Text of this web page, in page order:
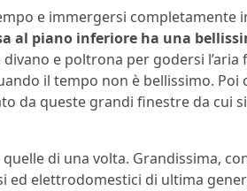
e immergersi completamente
al piano inferiore ha una
e poltrona per godersi l’aria
il tempo non è bellissimo. Poi
da queste grandi finestre da cui
di una volta. Grandissima,
elettrodomestici di ultima